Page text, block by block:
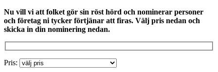
Nu vill vi att folket gör sin röst hörd och nominerar personer
och företag ni tycker förtjänar att firas. Välj pris nedan och
skicka in din nominering nedan.
Pris: